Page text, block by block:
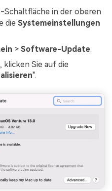
-Schaltfläche in der oberen
die Systemeinstellungen
> Software-Update.
klicken Sie auf die
".